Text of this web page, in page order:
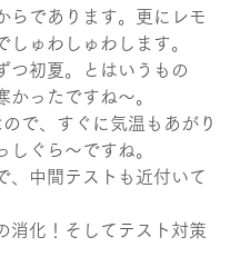
らであります。更にレモ
しゅわしゅわします。
つ初夏。とはいうもの
かったですね～。
で、すぐに気温もあがり
しぐら～ですね。
、中間テストも近付いて
消化！そしてテスト対策